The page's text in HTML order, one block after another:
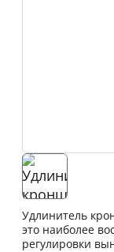
Удлинитель
это наиболее
регулировки